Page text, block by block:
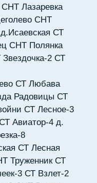
СНТ Лазаревка
СНТ
СТ
СНТ Полянка
2 СТ
СТ Любава
Радовицы СТ
СТ Лесное-3
Авиатор-4 д.
8
СТ Лесная
Труженник СТ
3 СТ Взлет-2